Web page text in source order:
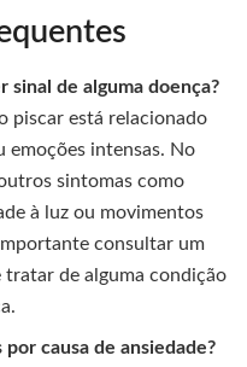
de alguma doença?
piscar está relacionado
emoções intensas. No
sintomas como
à luz ou movimentos
consultar um
de alguma condição
causa de ansiedade?